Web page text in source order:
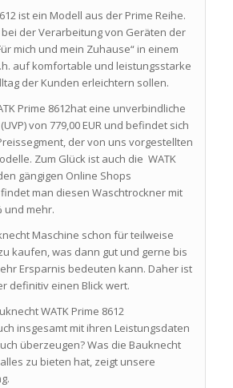
ist ein Modell aus der Prime Reihe.
der Verarbeitung von Geräten der
mich und mein Zuhause“ in einem
auf komfortable und leistungsstarke
der Kunden erleichtern sollen.
Prime 8612hat eine unverbindliche
von 779,00 EUR und befindet sich
der von uns vorgestellten
Zum Glück ist auch die WATK
gängigen Online Shops
man diesen Waschtrockner mit
und mehr.
Maschine schon für teilweise
kaufen, was dann gut und gerne bis
Ersparnis bedeuten kann. Daher ist
definitiv einen Blick wert.
WATK Prime 8612
insgesamt mit ihren Leistungsdaten
überzeugen? Was die Bauknecht
alles zu bieten hat, zeigt unsere